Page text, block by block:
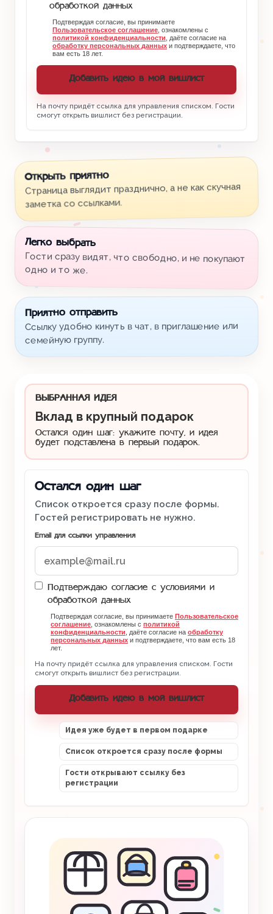
обработкой данных
Подтверждая согласие, вы принимаете
Пользовательское соглашение , ознакомлены с
политикой конфиденциальности , даёте согласие на
обработку персональных данных и подтверждаете, что
вам есть 18 лет.
Добавить идею в мой вишлист
На почту придёт ссылка для управления списком. Гости
смогут открыть вишлист без регистрации.
Открыть приятно
Страница выглядит празднично, а не как скучная
заметка со ссылками.
Легко выбрать
Гости сразу видят, что свободно, и не покупают
одно и то же.
Приятно отправить
Ссылку удобно кинуть в чат, в приглашение или
семейную группу.
ВЫБРАННАЯ ИДЕЯ
Вклад в крупный подарок
Остался один шаг: укажите почту, и идея
будет подставлена в первый подарок.
Остался один шаг
Список откроется сразу после формы.
Гостей регистрировать не нужно.
Email для ссылки управления
Подтверждаю согласие с условиями и
обработкой данных
Подтверждая согласие, вы принимаете Пользовательское
соглашение , ознакомлены с политикой
конфиденциальности , даёте согласие на обработку
персональных данных и подтверждаете, что вам есть 18
лет.
На почту придёт ссылка для управления списком. Гости
смогут открыть вишлист без регистрации.
Добавить идею в мой вишлист
Идея уже будет в первом подарке
Список откроется сразу после формы
Гости открывают ссылку без
регистрации